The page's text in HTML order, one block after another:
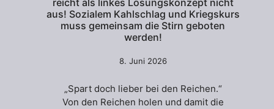
reicht als linkes Lösungskonzept nicht
aus! Sozialem Kahlschlag und Kriegskurs
muss gemeinsam die Stirn geboten
werden!
8. Juni 2026
„Spart doch lieber bei den Reichen.“
Von den Reichen holen und damit die